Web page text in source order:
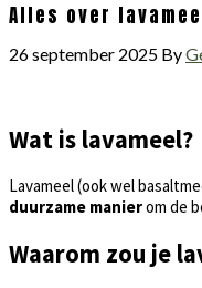
Alles over
26 september 2025 By
Wat is lavameel?
Lavameel (ook wel
duurzame manierom de
Waarom zou je